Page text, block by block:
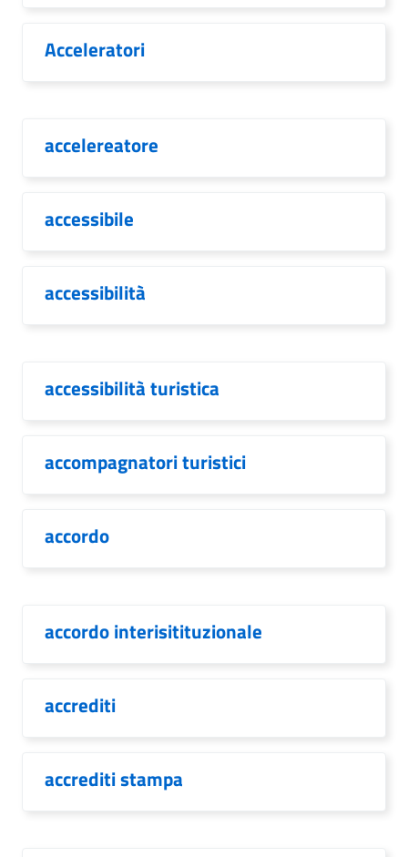
Acceleratori
accelereatore
accessibile
accessibilità
accessibilità turistica
accompagnatori turistici
accordo
accordo interisitituzionale
accrediti
accrediti stampa